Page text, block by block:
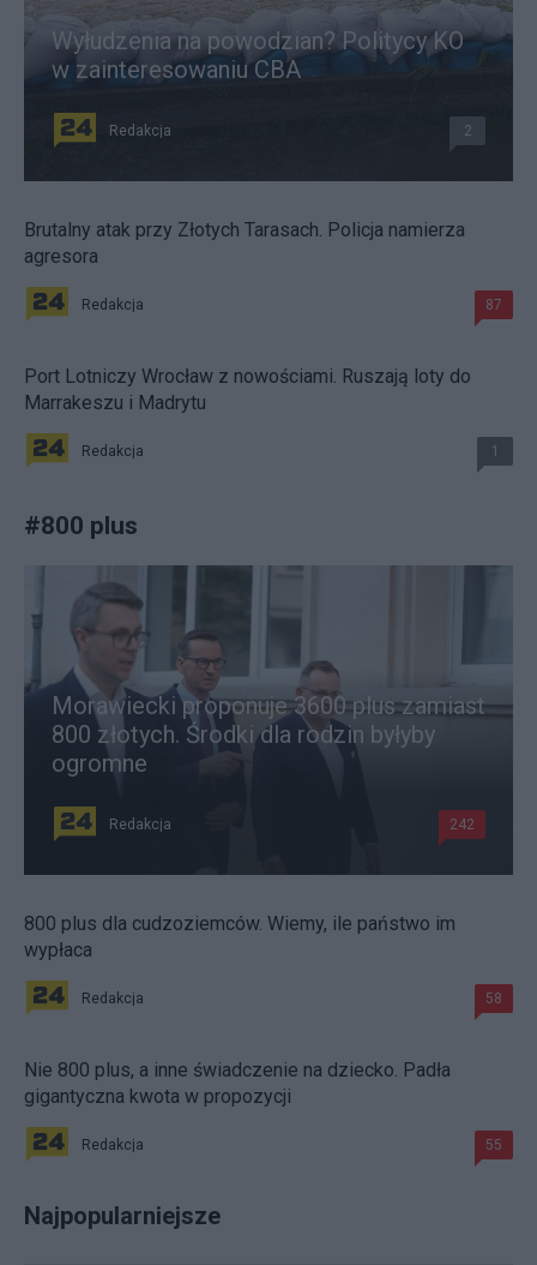
Wyłudzenia na powodzian? Politycy KO
w zainteresowaniu CBA
Redakcja 2
Brutalny atak przy Złotych Tarasach. Policja namierza
agresora
Redakcja 87
Port Lotniczy Wrocław z nowościami. Ruszają loty do
Marrakeszu i Madrytu
Redakcja 1
#800 plus
Morawiecki proponuje 3600 plus zamiast
800 złotych. Środki dla rodzin byłyby
ogromne
Redakcja 242
800 plus dla cudzoziemców. Wiemy, ile państwo im
wypłaca
Redakcja 58
Nie 800 plus, a inne świadczenie na dziecko. Padła
gigantyczna kwota w propozycji
Redakcja 55
Najpopularniejsze